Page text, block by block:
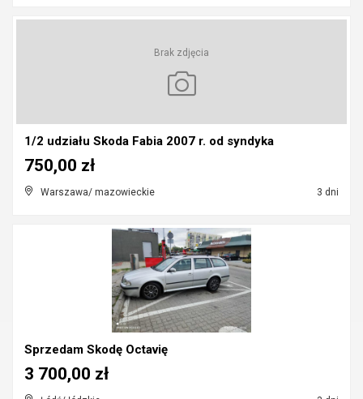
Brak zdjęcia
1/2 udziału Skoda Fabia 2007 r. od syndyka
Warszawa/ mazowieckie 3 dni
750,00 zł
Sprzedam Skodę Octavię
3 700,00 zł